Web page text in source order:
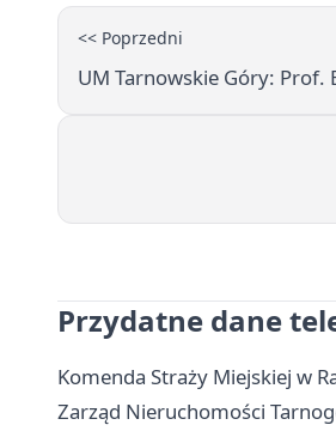
<< Poprzedni
UM Tarnowskie Góry: Prof.
Przydatne dane
Komenda Straży Miejskiej w
Zarząd Nieruchomości